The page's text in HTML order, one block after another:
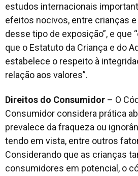
estudos internacionais
efeitos nocivos, entre crianças
desse tipo de exposição”, e que
que o Estatuto da Criança e do
estabelece o respeito à
relação aos valores”.
Direitos do Consumidor – O
Consumidor considera prática
prevalece da fraqueza ou
tendo em vista, entre outros
Considerando que as crianças
consumidores em potencial, o